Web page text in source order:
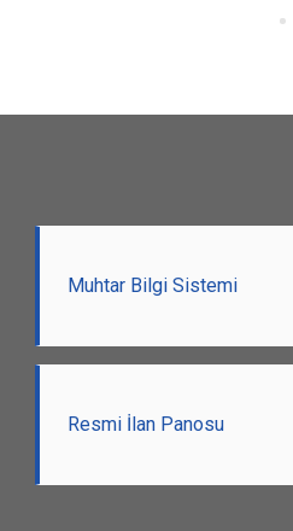
Muhtar Bilgi Sistemi
Resmi İlan Panosu